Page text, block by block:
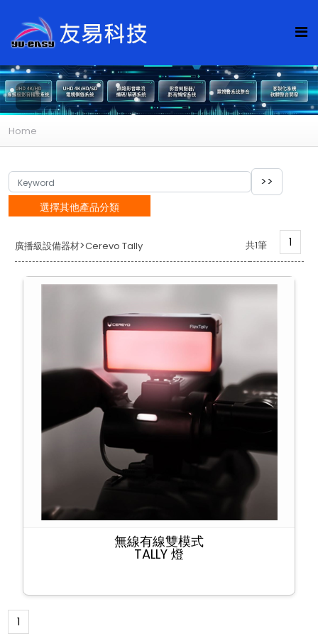
Home
選擇其他產品分類
廣播級設備器材>Cerevo Tally 共1筆 1
無線有線雙模式
TALLY 燈
1